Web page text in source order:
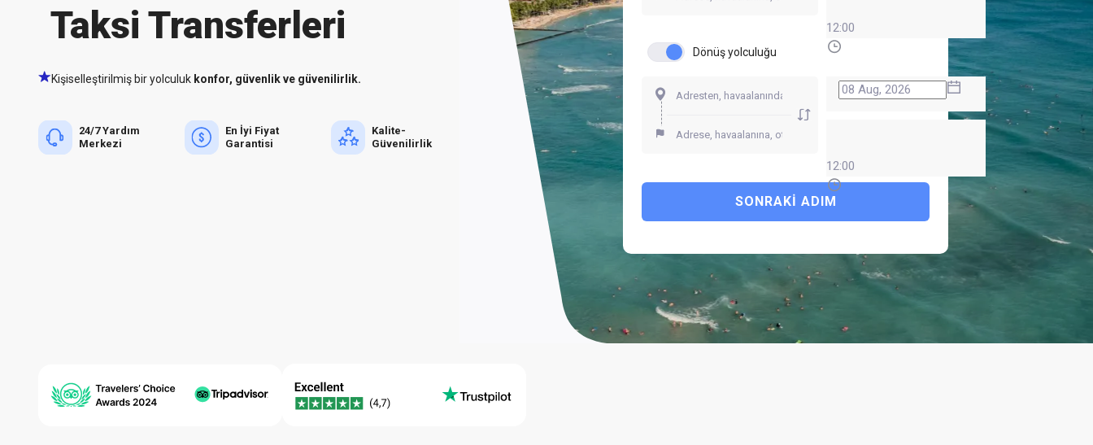
Taksi Transferleri
Kişiselleştirilmiş bir yolculuk konfor, güvenlik ve güvenilirlik.
24/7 Yardım
Merkezi
En İyi Fiyat
Garantisi
Kalite-
Güvenilirlik
12:00
Dönüş yolculuğu
12:00
SONRAKI ADIM